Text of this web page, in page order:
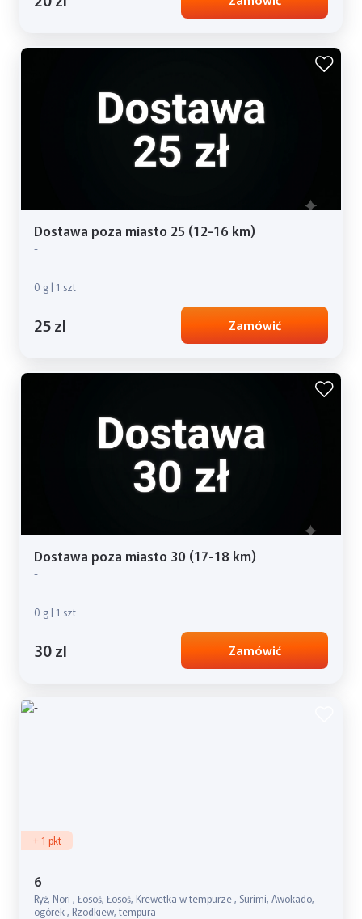
Dostawa poza miasto 25 (12-16 km)
-
0 g | 1 szt
25 zl Zamówić
Dostawa poza miasto 30 (17-18 km)
-
0 g | 1 szt
30 zl Zamówić
+ 1 pkt
6
Ryż, Nori , Łosoś, Łosoś, Krewetka w tempurze , Surimi, Awokado,
ogórek , Rzodkiew, tempura